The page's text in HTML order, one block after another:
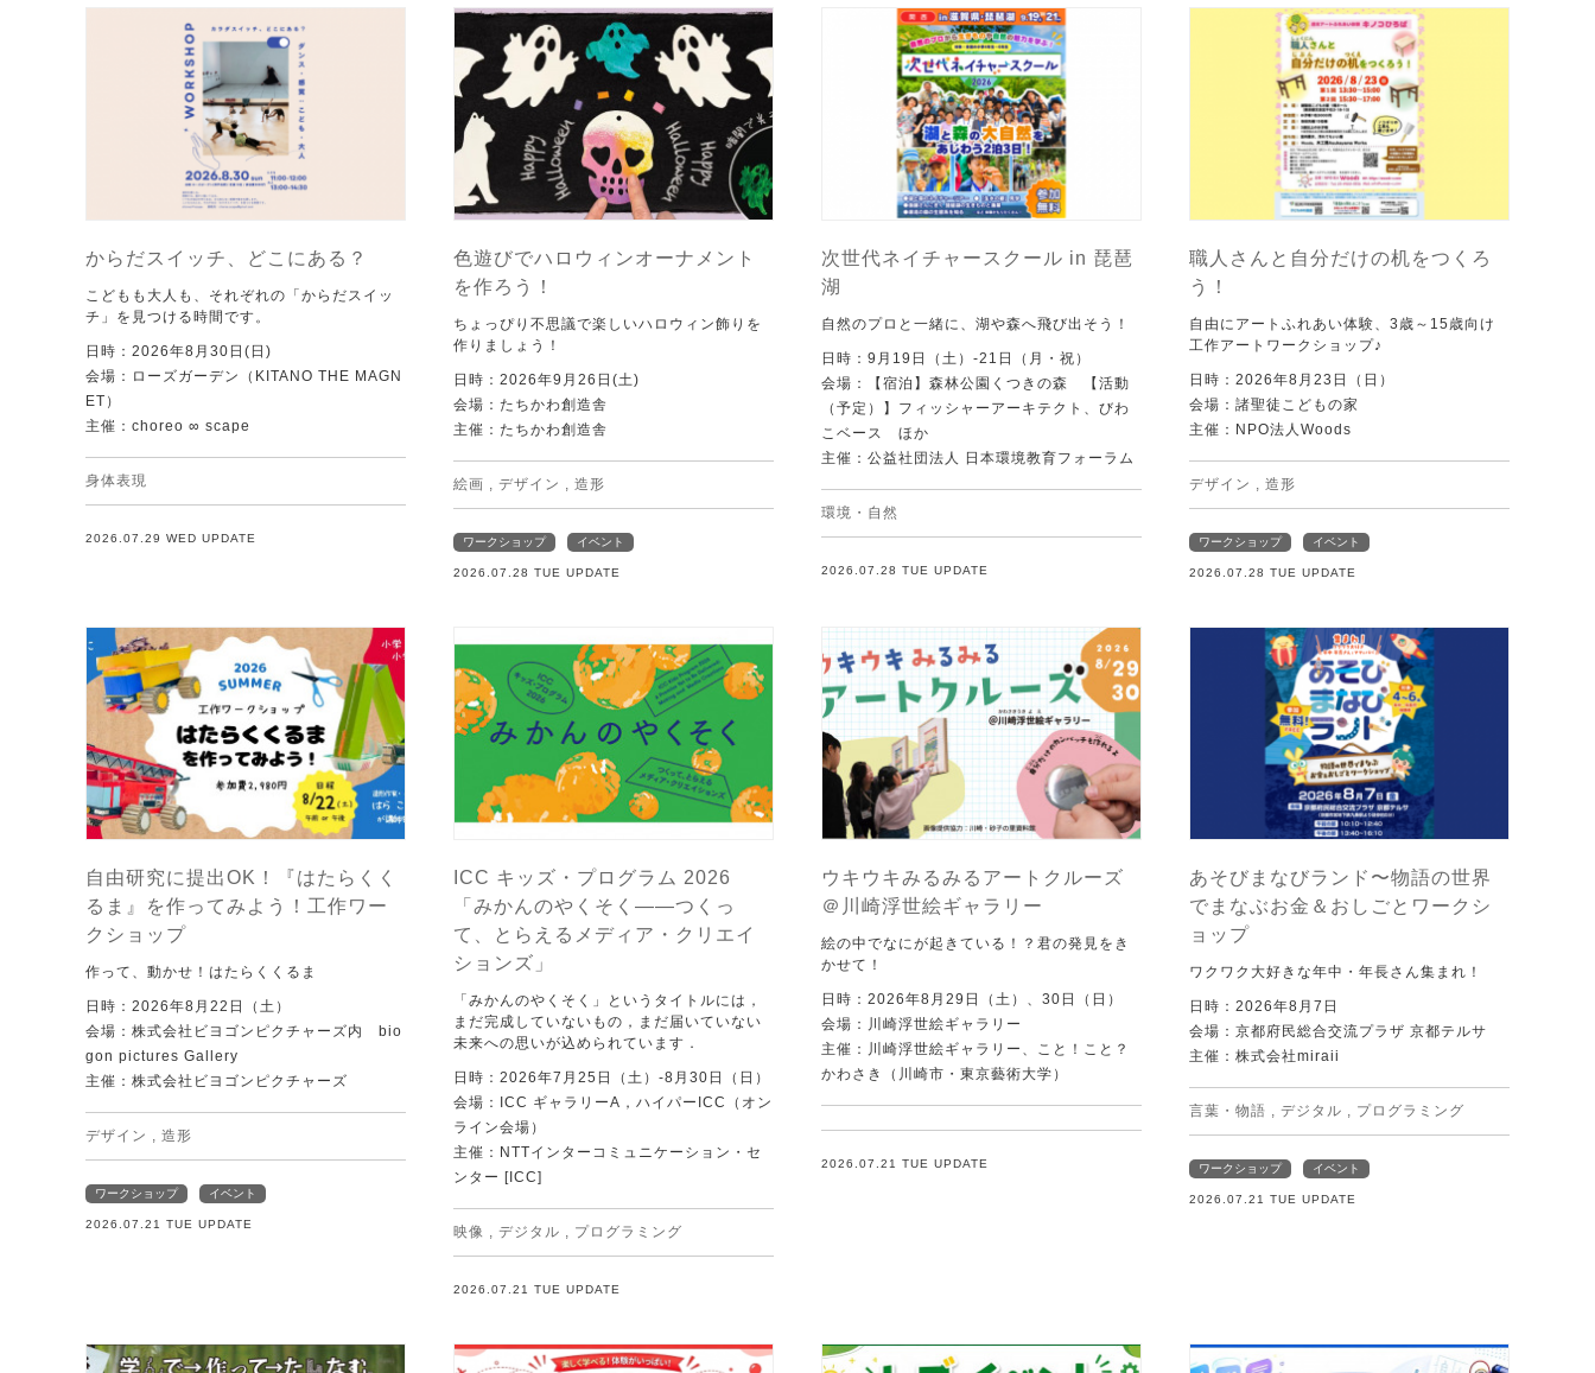
からだスイッチ、どこにある？
こどもも大人も、それぞれの「からだスイッ
チ」を見つける時間です。
日時：2026年8月30日(日)
会場：ローズガーデン（KITANO THE MAGN
ET）
主催：choreo ∞ scape
身体表現
2026.07.29 WED UPDATE
色遊びでハロウィンオーナメント
を作ろう！
ちょっぴり不思議で楽しいハロウィン飾りを
作りましょう！
日時：2026年9月26日(土)
会場：たちかわ創造舎
主催：たちかわ創造舎
絵画 , デザイン , 造形
ワークショップ イベント
2026.07.28 TUE UPDATE
次世代ネイチャースクール in 琵琶
湖
自然のプロと一緒に、湖や森へ飛び出そう！
日時：9月19日（土）-21日（月・祝）
会場：【宿泊】森林公園くつきの森 【活動
（予定）】フィッシャーアーキテクト、びわ
こベース ほか
主催：公益社団法人 日本環境教育フォーラム
環境・自然
2026.07.28 TUE UPDATE
職人さんと自分だけの机をつくろ
う！
自由にアートふれあい体験、3歳～15歳向け
工作アートワークショップ♪
日時：2026年8月23日（日）
会場：諸聖徒こどもの家
主催：NPO法人Woods
デザイン , 造形
ワークショップ イベント
2026.07.28 TUE UPDATE
自由研究に提出OK！『はたらくく
るま』を作ってみよう！工作ワー
クショップ
作って、動かせ！はたらくくるま
日時：2026年8月22日（土）
会場：株式会社ビヨゴンピクチャーズ内 bio
gon pictures Gallery
主催：株式会社ビヨゴンピクチャーズ
デザイン , 造形
ワークショップ イベント
2026.07.21 TUE UPDATE
ICC キッズ・プログラム 2026
「みかんのやくそく——つくっ
て、とらえるメディア・クリエイ
ションズ」
「みかんのやくそく」というタイトルには，
まだ完成していないもの，まだ届いていない
未来への思いが込められています．
日時：2026年7月25日（土）-8月30日（日）
会場：ICC ギャラリーA，ハイパーICC（オン
ライン会場）
主催：NTTインターコミュニケーション・セ
ンター [ICC]
映像 , デジタル , プログラミング
2026.07.21 TUE UPDATE
ウキウキみるみるアートクルーズ
＠川崎浮世絵ギャラリー
絵の中でなにが起きている！？君の発見をき
かせて！
日時：2026年8月29日（土）、30日（日）
会場：川崎浮世絵ギャラリー
主催：川崎浮世絵ギャラリー、こと！こと？
かわさき（川崎市・東京藝術大学）
2026.07.21 TUE UPDATE
あそびまなびランド〜物語の世界
でまなぶお金＆おしごとワークシ
ョップ
ワクワク大好きな年中・年長さん集まれ！
日時：2026年8月7日
会場：京都府民総合交流プラザ 京都テルサ
主催：株式会社miraii
言葉・物語 , デジタル , プログラミング
ワークショップ イベント
2026.07.21 TUE UPDATE